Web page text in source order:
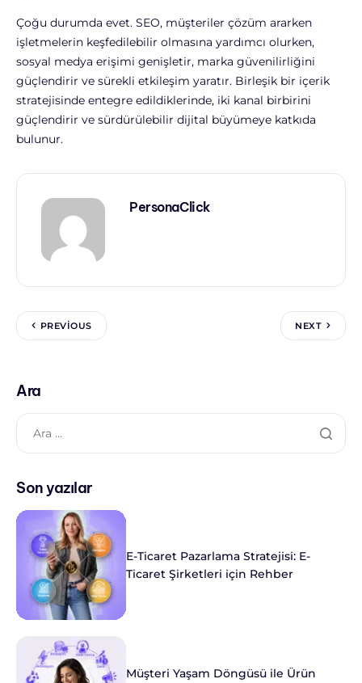
Çoğu durumda evet. SEO, müşteriler çözüm ararken
işletmelerin keşfedilebilir olmasına yardımcı olurken,
sosyal medya erişimi genişletir, marka güvenilirliğini
güçlendirir ve sürekli etkileşim yaratır. Birleşik bir içerik
stratejisinde entegre edildiklerinde, iki kanal birbirini
güçlendirir ve sürdürülebilir dijital büyümeye katkıda
bulunur.
PersonaClick
PREVIOUS NEXT
Ara
Son yazılar
E-Ticaret Pazarlama Stratejisi: E-
Ticaret Şirketleri için Rehber
Müşteri Yaşam Döngüsü ile Ürün